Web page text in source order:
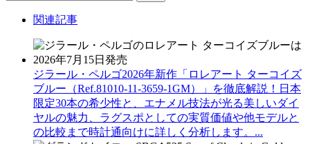
関連記事
ジラール・ペルゴ2026年新作「ロレアート ターコイズ
ブルー（Ref.81010-11-3659-1GM）」を徹底解説！日本
限定30本の希少性と、エナメル技法が光る美しいダイ
ヤルの魅力、ラグスポとしての実質価値や他モデルと
の比較まで時計通向けに詳しく分析します。...